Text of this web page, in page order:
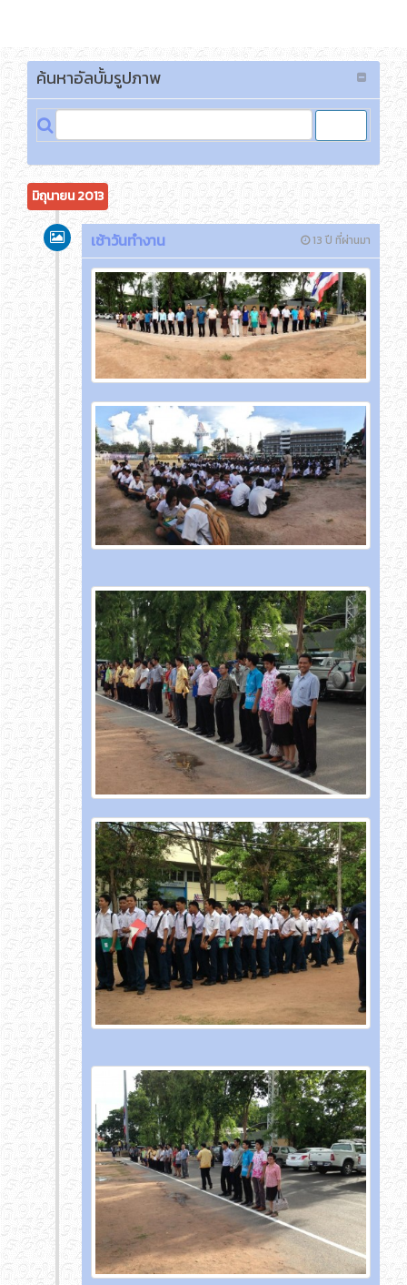
ค้นหาอัลบั้มรูปภาพ
มิถุนายน 2013
13 ปี ที่ผ่านมา
เช้าวันทำงาน